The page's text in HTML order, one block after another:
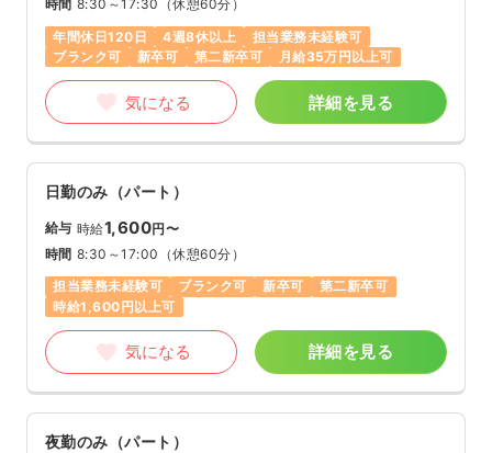
時間 8:30～17:30 （休憩60分）
年間休日120日
4週8休以上
担当業務未経験可
ブランク可
新卒可 第二新卒可 月給35万円以上可
気になる 詳細を見る
日勤のみ（パート）
給与 時給1,600円〜
時間 8:30～17:00 （休憩60分）
担当業務未経験可
ブランク可 新卒可
第二新卒可
時給1,600円以上可
気になる 詳細を見る
夜勤のみ（パート）